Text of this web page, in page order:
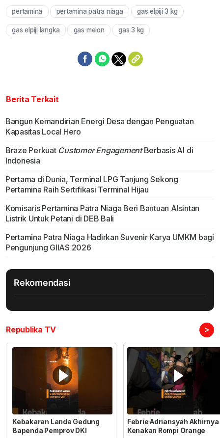
Mute
pertamina pertamina patra niaga gas elpiji 3 kg
gas elpiji langka gas melon gas 3 kg
Berita Terkait
Bangun Kemandirian Energi Desa dengan Penguatan
Kapasitas Local Hero
Braze Perkuat Customer EngagementBerbasis AI di
Indonesia
Pertama di Dunia, Terminal LPG Tanjung Sekong
Pertamina Raih Sertifikasi Terminal Hijau
Komisaris Pertamina Patra Niaga Beri Bantuan Alsintan
Listrik Untuk Petani di DEB Bali
Pertamina Patra Niaga Hadirkan Suvenir Karya UMKM bagi
Pengunjung GIIAS 2026
Rekomendasi
Republika TV >
Kebakaran Landa Gedung
Bapenda Pemprov DKI
Febrie Adriansyah Akhirnya
Kenakan Rompi Orange